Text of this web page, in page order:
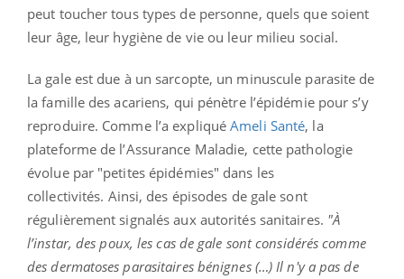
peut toucher tous types de personne, quels que soient
leur âge, leur hygiène de vie ou leur milieu social.
La gale est due à un sarcopte, un minuscule parasite de
la famille des acariens, qui pénètre l’épidémie pour s’y
reproduire. Comme l’a expliquéAmeli Santé, la
plateforme de l’Assurance Maladie, cette pathologie
évolue par "petites épidémies" dans les
collectivités. Ainsi, des épisodes de gale sont
régulièrement signalés aux autorités sanitaires. "À
l’instar, des poux, les cas de gale sont considérés comme
des dermatoses parasitaires bénignes (…) Il n'y a pas de